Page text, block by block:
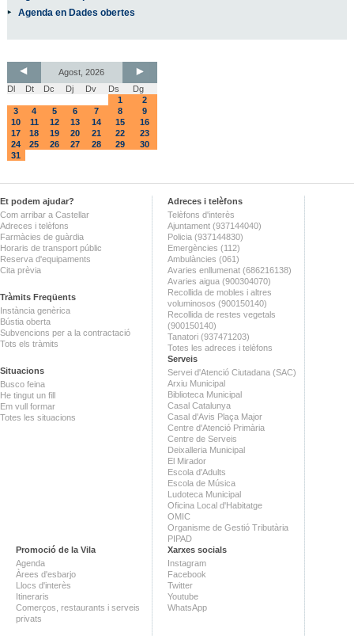
Agenda en Dades obertes
Agost, 2026
Dl
Dt Dc Dj Dv Ds
Dg
1
2
3
4 5 6 7 8
9
10
11 12 13 14 15
16
17
18 19 20 21 22
23
24
25 26 27 28 29
30
31
Et podem ajudar?
Com arribar a Castellar
Adreces i telèfons
Farmàcies de guàrdia
Horaris de transport públic
Reserva d'equipaments
Cita prèvia
Tràmits Freqüents
Instància genèrica
Bústia oberta
Subvencions per a la contractació
Tots els tràmits
Situacions
Busco feina
He tingut un fill
Em vull formar
Totes les situacions
Adreces i telèfons
Telèfons d'interès
Ajuntament (937144040)
Policia (937144830)
Emergències (112)
Ambulàncies (061)
Avaries enllumenat (686216138)
Avaries aigua (900304070)
Recollida de mobles i altres
voluminosos (900150140)
Recollida de restes vegetals
(900150140)
Tanatori (937471203)
Totes les adreces i telèfons
Serveis
Servei d'Atenció Ciutadana (SAC)
Arxiu Municipal
Biblioteca Municipal
Casal Catalunya
Casal d'Avis Plaça Major
Centre d'Atenció Primària
Centre de Serveis
Deixalleria Municipal
El Mirador
Escola d'Adults
Escola de Música
Ludoteca Municipal
Oficina Local d'Habitatge
OMIC
Organisme de Gestió Tributària
PIPAD
Promoció de la Vila
Agenda
Àrees d'esbarjo
Llocs d'interès
Itineraris
Comerços, restaurants i serveis
privats
Xarxes socials
Instagram
Facebook
Twitter
Youtube
WhatsApp